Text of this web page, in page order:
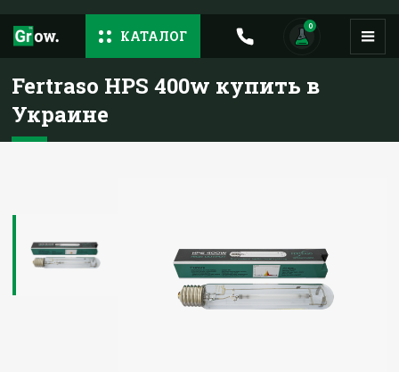
КАТАЛОГ
0
Fertraso HPS 400w купить в
Украине